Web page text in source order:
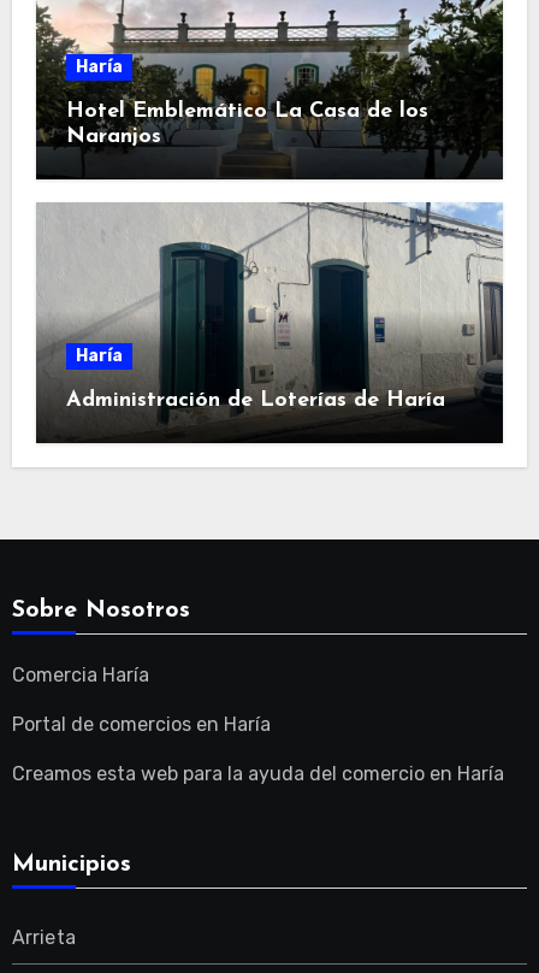
Haría
Hotel Emblemático La Casa de los
Naranjos
Haría
Administración de Loterías de Haría
Sobre Nosotros
Comercia Haría
Portal de comercios en Haría
Creamos esta web para la ayuda del comercio en Haría
Municipios
Arrieta